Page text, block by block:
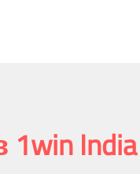
1win